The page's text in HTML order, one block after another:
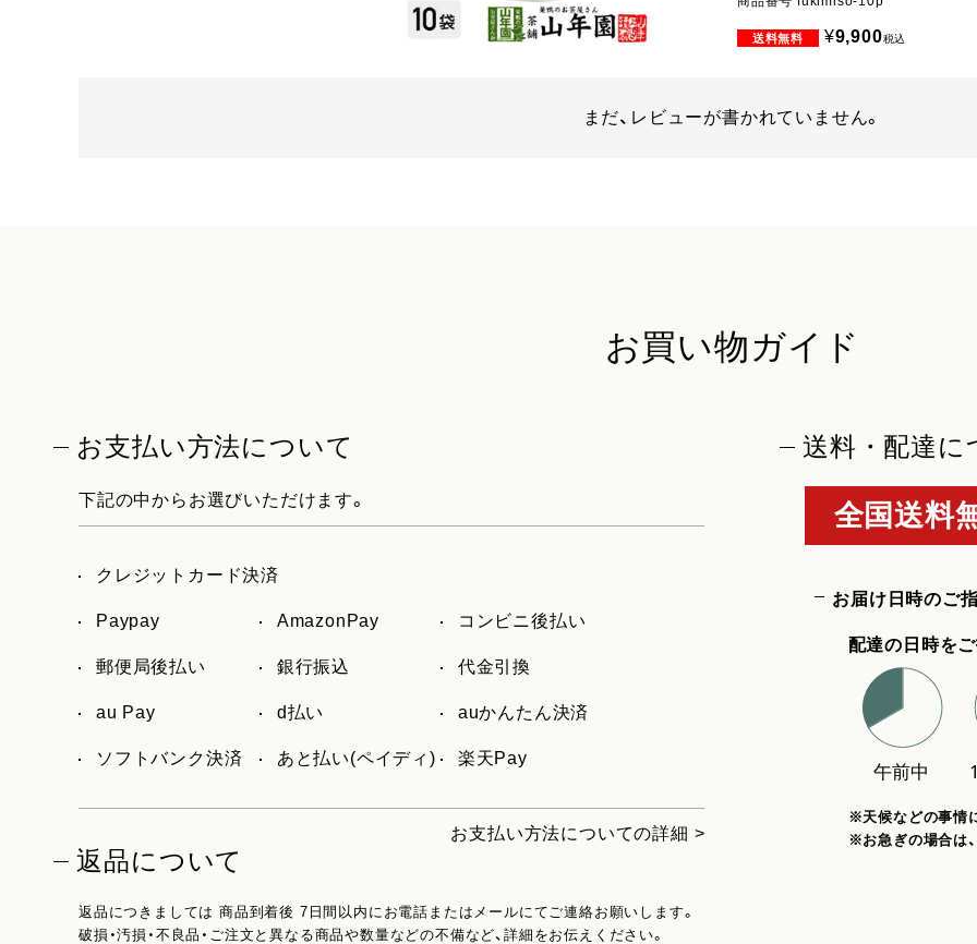
¥9,900税込
まだ、レビューが書かれていません。
お買い物ガイド
お支払い方法について
下記の中からお選びいただけます。
クレジットカード決済
Paypay AmazonPay コンビニ後払い
郵便局後払い 銀行振込 代金引換
au Pay d払い auかんたん決済
ソフトバンク決済 あと払い(ペイディ) 楽天Pay
お支払い方法についての詳細 >
返品について
返品につきましては 商品到着後 7日間以内にお電話またはメールにてご連絡お願いします。
破損・汚損・不良品・ご注文と異なる商品や数量などの不備など、詳細をお伝えください。
送料・配達に
全国送料
お届け日時のご
配達の日時を
※天候などの事情
※お急ぎの場合は